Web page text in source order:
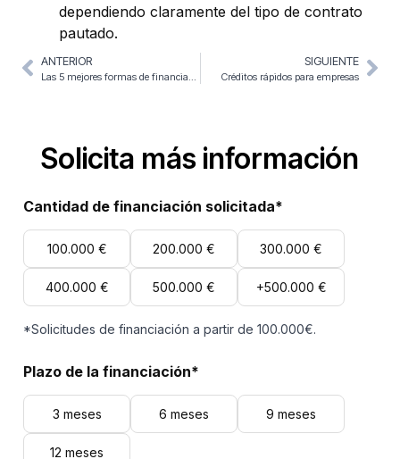
dependiendo claramente del tipo de contrato
pautado.
ANTERIOR SIGUIENTE
Créditos rápidos para empresas
Solicita más información
Cantidad de financiación solicitada*
100.000 € 200.000 € 300.000 €
400.000 € 500.000 € +500.000 €
*Solicitudes de financiación a partir de 100.000€.
Plazo de la financiación*
3 meses 6 meses 9 meses
12 meses